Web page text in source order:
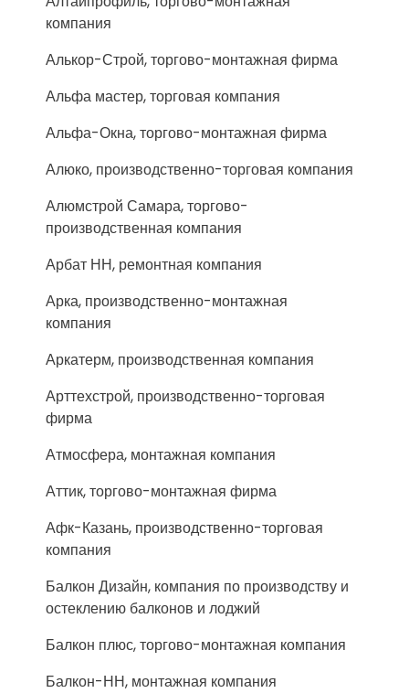
компания
Алькор-Строй, торгово-монтажная фирма
Альфа мастер, торговая компания
Альфа-Окна, торгово-монтажная фирма
Алюко, производственно-торговая компания
Алюмстрой Самара, торгово-
производственная компания
Арбат НН, ремонтная компания
Арка, производственно-монтажная
компания
Аркатерм, производственная компания
Арттехстрой, производственно-торговая
фирма
Атмосфера, монтажная компания
Аттик, торгово-монтажная фирма
Афк-Казань, производственно-торговая
компания
Балкон Дизайн, компания по производству и
остеклению балконов и лоджий
Балкон плюс, торгово-монтажная компания
Балкон-НН, монтажная компания